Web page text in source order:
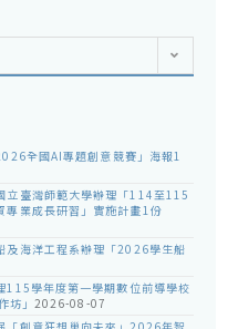
全國AI專題創意競賽」海報1
立臺灣師範大學辦理「114至115
專業成長研習」實施計畫1份
及海洋工程系辦理「2026學生船
115學年度第一學期數位前導學校
坊」 2026-08-07